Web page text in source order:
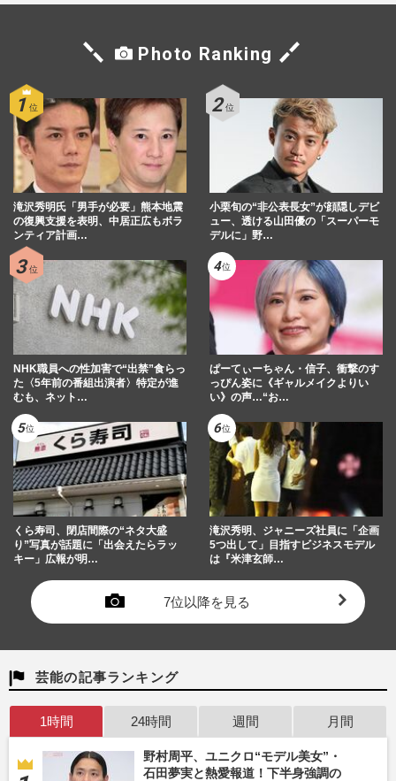
Photo Ranking
滝沢秀明氏「男手が必要」熊本地震
の復興支援を表明、中居正広もボラ
ンティア計画…
小栗旬の“非公表長女”が顔隠しデビ
ュー、透ける山田優の「スーパーモ
デルに」野…
NHK職員への性加害で“出禁”食らっ
た〈5年前の番組出演者〉特定が進
むも、ネット…
ぱーてぃーちゃん・信子、衝撃のす
っぴん姿に《ギャルメイクよりい
い》の声…“お…
くら寿司、閉店間際の“ネタ大盛
り”写真が話題に「出会えたらラッ
キー」広報が明…
滝沢秀明、ジャニーズ社員に「企画
5つ出して」目指すビジネスモデル
は『米津玄師…
7位以降を見る
芸能の記事ランキング
1時間 24時間 週間 月間
野村周平、ユニクロ“モデル美女”・
石田夢実と熱愛報道！下半身強調の